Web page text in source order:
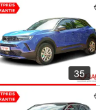
35